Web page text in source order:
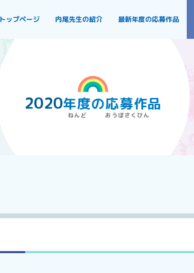
トップページ 内尾先生の紹介 最新年度の応募作品
2020年度の応募作品